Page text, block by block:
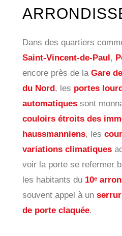
Dans des quartiers
Saint-Vincent-de-Paul,
encore près de la Gare
du Nord, les portes
automatiquessont
couloirs étroits des
haussmanniens, les
variations climatiques
voir la porte se refermer
les habitants du 10ᵉ
souvent appel à un
de porte claquée.